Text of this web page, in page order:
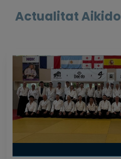
Actualitat Aikido